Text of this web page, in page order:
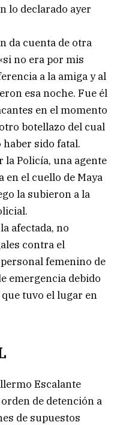
lo declarado ayer
da cuenta de otra
no era por mis
a la amiga y al
esa noche. Fue él
en el momento
botellazo del cual
sido fatal.
la Policía, una agente
en el cuello de Maya
la subieron a la
afectada, no
contra el
femenino de
emergencia debido
tuvo el lugar en
Escalante
de detención a
de supuestos